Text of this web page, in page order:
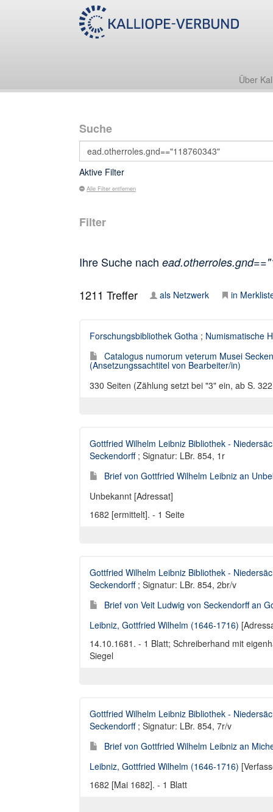
Über
Suche
Aktive Filter
Alle Filter entfernen
Filter
Ihre Suche nach
1211 Treffer als Netzwerk in
Forschungsbibliothek Gotha ; Numismatische
Catalogus numorum veterum Musei
(Ansetzungssachtitel von Bearbeiter/in)
330 Seiten (Zählung setzt bei "3" ein, ab S.
Gottfried Wilhelm Leibniz Bibliothek -
Seckendorff; Signatur: LBr. 854, 1r
Brief von Gottfried Wilhelm Leibniz an
Unbekannt [Adressat]
1682 [ermittelt]. - 1 Seite
Gottfried Wilhelm Leibniz Bibliothek -
Seckendorff; Signatur: LBr. 854, 2br/v
Brief von Veit Ludwig von Seckendorff an
Leibniz, Gottfried Wilhelm (1646-1716)
14.10.1681. - 1 Blatt; Schreiberhand mit
Siegel
Gottfried Wilhelm Leibniz Bibliothek -
Seckendorff; Signatur: LBr. 854, 7r/v
Brief von Gottfried Wilhelm Leibniz an
Leibniz, Gottfried Wilhelm (1646-1716)
1682 [Mai 1682]. - 1 Blatt